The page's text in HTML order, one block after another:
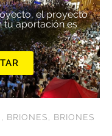
el proyecto
tu aportación es
, BRIONES, BRIONES